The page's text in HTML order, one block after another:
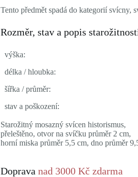
Tento předmět spadá do kategorií svícny,
Rozměr, stav a popis
výška:
délka / hloubka:
šířka / průměr:
stav a poškození:
Starožitný mosazný svícen historismus,
přeleštěno, otvor na svíčku průměr 2 cm,
horní miska průměr 5,5 cm, dno průměr
Doprava nad 3000 Kč zdarma